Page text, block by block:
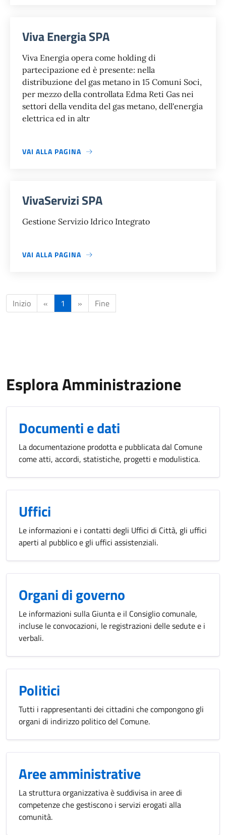
Viva Energia SPA
Viva Energia opera come holding di
partecipazione ed è presente: nella
distribuzione del gas metano in 15 Comuni Soci,
per mezzo della controllata Edma Reti Gas nei
settori della vendita del gas metano, dell'energia
elettrica ed in altr
VAI ALLA PAGINA
VivaServizi SPA
Gestione Servizio Idrico Integrato
VAI ALLA PAGINA
Inizio « 1 » Fine
Esplora Amministrazione
Documenti e dati
La documentazione prodotta e pubblicata dal Comune
come atti, accordi, statistiche, progetti e modulistica.
Uffici
Le informazioni e i contatti degli Uffici di Città, gli uffici
aperti al pubblico e gli uffici assistenziali.
Organi di governo
Le informazioni sulla Giunta e il Consiglio comunale,
incluse le convocazioni, le registrazioni delle sedute e i
verbali.
Politici
Tutti i rappresentanti dei cittadini che compongono gli
organi di indirizzo politico del Comune.
Aree amministrative
La struttura organizzativa è suddivisa in aree di
competenze che gestiscono i servizi erogati alla
comunità.